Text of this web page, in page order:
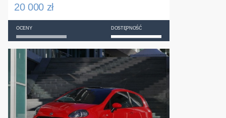
20 000 zł
OCENY DOSTĘPNOŚĆ